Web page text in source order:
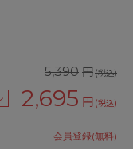
5,390 円(税込)
2,695 円 (税込)
会員登録(無料)